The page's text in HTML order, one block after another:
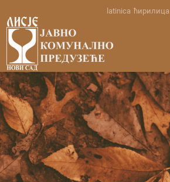
content
latinica ћирилица